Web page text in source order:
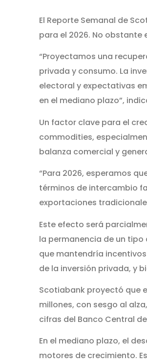
El Reporte Semanal de
para el 2026. No
“Proyectamos una
privada y consumo. La
electoral y expectativas
en el mediano plazo”,
Un factor clave para el
commodities,
balanza comercial y
“Para 2026, esperamos
términos de intercambio
exportaciones
Este efecto será
la permanencia de un
que mantendría
de la inversión privada, y
Scotiabank proyectó que
millones, con sesgo al
cifras del Banco Central de
En el mediano plazo, el
motores de crecimiento.